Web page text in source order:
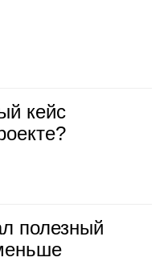
кейс
полез­ный